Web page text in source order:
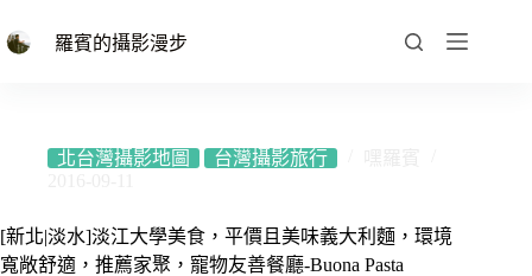
至
羅賓的攝影漫步
北台灣攝影地圖 台灣攝影旅行
[新北|淡水]淡江大學美食，平價且美味義大利麵，環境
寬敞舒適，推薦家聚，寵物友善餐廳-Buona Pasta